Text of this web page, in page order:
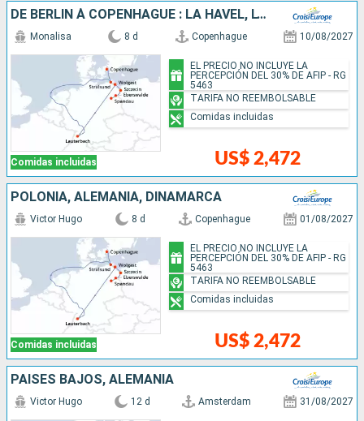
DE BERLIN À COPENHAGUE : LA HAVEL, L'ODER ET LA MER BALTIQUE
Comidas incluidas
Monalisa 8 d Copenhague 10/08/2027
US$ 2,472
EL PRECIO NO INCLUYE LA
PERCEPCIÓN DEL 30% DE AFIP - RG
5463
TARIFA NO REEMBOLSABLE
Comidas incluidas
POLONIA, ALEMANIA, DINAMARCA
Comidas incluidas
Victor Hugo 8 d Copenhague 01/08/2027
US$ 2,472
EL PRECIO NO INCLUYE LA
PERCEPCIÓN DEL 30% DE AFIP - RG
5463
TARIFA NO REEMBOLSABLE
Comidas incluidas
PAISES BAJOS, ALEMANIA
Victor Hugo 12 d Amsterdam 31/08/2027